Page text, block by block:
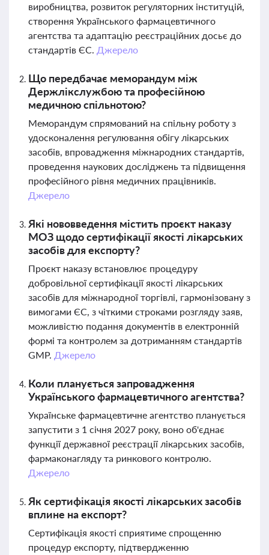
виробництва, розвиток регуляторних інституцій,
створення Українського фармацевтичного
агентства та адаптацію реєстраційних досьє до
стандартів ЄС. Джерело
Що передбачає меморандум між
Держлікслужбою та професійною
медичною спільнотою?
Меморандум спрямований на спільну роботу з
удосконалення регулювання обігу лікарських
засобів, впровадження міжнародних стандартів,
проведення наукових досліджень та підвищення
професійного рівня медичних працівників.
Джерело
Які нововведення містить проєкт наказу
МОЗ щодо сертифікації якості лікарських
засобів для експорту?
Проєкт наказу встановлює процедуру
добровільної сертифікації якості лікарських
засобів для міжнародної торгівлі, гармонізовану з
вимогами ЄС, з чіткими строками розгляду заяв,
можливістю подання документів в електронній
формі та контролем за дотриманням стандартів
GMP. Джерело
Коли планується запровадження
Українського фармацевтичного агентства?
Українське фармацевтичне агентство планується
запустити з 1 січня 2027 року, воно об'єднає
функції державної реєстрації лікарських засобів,
фармаконагляду та ринкового контролю.
Джерело
Як сертифікація якості лікарських засобів
вплине на експорт?
Сертифікація якості сприятиме спрощенню
процедур експорту, підтвердженню